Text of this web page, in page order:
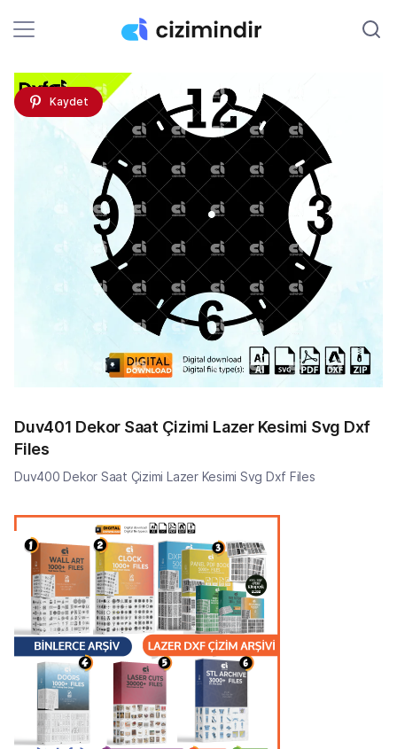
Kaydet
Duv401 Dekor Saat Çizimi Lazer Kesimi Svg Dxf
Files
Duv400 Dekor Saat Çizimi Lazer Kesimi Svg Dxf Files